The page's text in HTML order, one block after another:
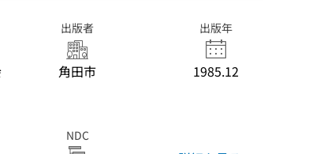
出版者
角田市
出版年
1985.12
NDC